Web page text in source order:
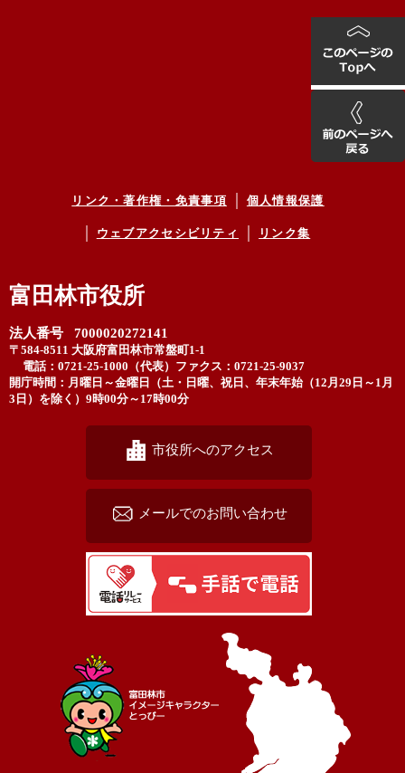
リンク・著作権・免責事項 個人情報保護
ウェブアクセシビリティ リンク集
富田林市役所
法人番号 7000020272141
〒584-8511 大阪府富田林市常盤町1-1
電話：0721-25-1000（代表） ファクス：0721-25-9037
開庁時間：月曜日～金曜日（土・日曜、祝日、年末年始（12月29日～1月
3日）を除く）9時00分～17時00分
市役所へのアクセス
メールでのお問い合わせ